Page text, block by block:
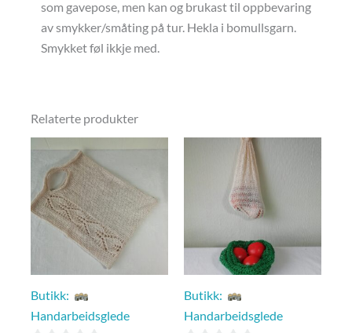
som gavepose, men kan og brukast til oppbevaring
av smykker/småting på tur. Hekla i bomullsgarn.
Smykket føl ikkje med.
Relaterte produkter
Butikk:
Handarbeidsglede
Butikk:
Handarbeidsglede